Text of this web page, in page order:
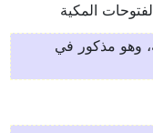
المكية
وهو مذكور في